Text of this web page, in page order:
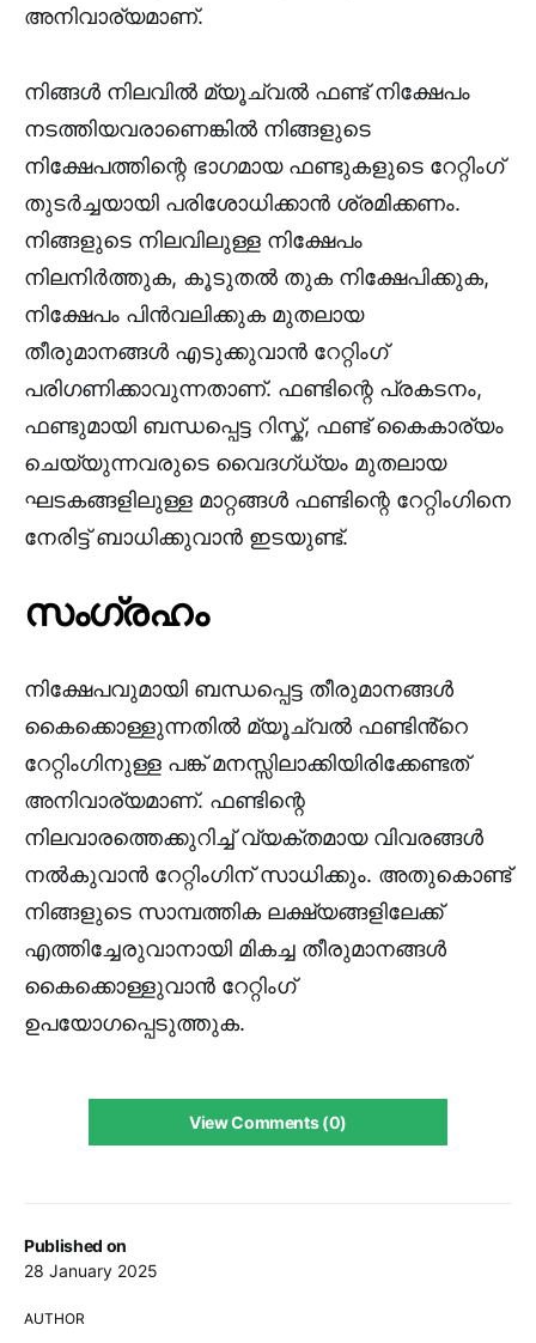
Published on
28 January 2025
AUTHOR
അനിവാര്യമാണ്.
നിങ്ങൾ നിലവിൽ മ്യൂച്വൽ ഫണ്ട് നിക്ഷേപം
നടത്തിയവരാണെങ്കിൽ നിങ്ങളുടെ
നിക്ഷേപത്തിന്റെ ഭാഗമായ ഫണ്ടുകളുടെ റേറ്റിംഗ്
തുടർച്ചയായി പരിശോധിക്കാൻ ശ്രമിക്കണം.
നിങ്ങളുടെ നിലവിലുള്ള നിക്ഷേപം
നിലനിർത്തുക, കൂടുതൽ തുക നിക്ഷേപിക്കുക,
നിക്ഷേപം പിൻവലിക്കുക മുതലായ
തീരുമാനങ്ങൾ എടുക്കുവാൻ റേറ്റിംഗ്
പരിഗണിക്കാവുന്നതാണ്. ഫണ്ടിന്റെ പ്രകടനം,
ഫണ്ടുമായി ബന്ധപ്പെട്ട റിസ്ക്, ഫണ്ട് കൈകാര്യം
ചെയ്യുന്നവരുടെ വൈദഗ്ധ്യം മുതലായ
ഘടകങ്ങളിലുള്ള മാറ്റങ്ങൾ ഫണ്ടിന്റെ റേറ്റിംഗിനെ
നേരിട്ട് ബാധിക്കുവാൻ ഇടയുണ്ട്.
സംഗ്രഹം
നിക്ഷേപവുമായി ബന്ധപ്പെട്ട തീരുമാനങ്ങൾ
കൈക്കൊള്ളുന്നതിൽ മ്യൂച്വൽ ഫണ്ടിൻ്റെ
റേറ്റിംഗിനുള്ള പങ്ക് മനസ്സിലാക്കിയിരിക്കേണ്ടത്
അനിവാര്യമാണ്. ഫണ്ടിന്റെ
നിലവാരത്തെക്കുറിച്ച് വ്യക്തമായ വിവരങ്ങൾ
നൽകുവാൻ റേറ്റിംഗിന് സാധിക്കും. അതുകൊണ്ട്
നിങ്ങളുടെ സാമ്പത്തിക ലക്ഷ്യങ്ങളിലേക്ക്
എത്തിച്ചേരുവാനായി മികച്ച തീരുമാനങ്ങൾ
കൈക്കൊള്ളുവാൻ റേറ്റിംഗ്
ഉപയോഗപ്പെടുത്തുക.
View Comments (0)